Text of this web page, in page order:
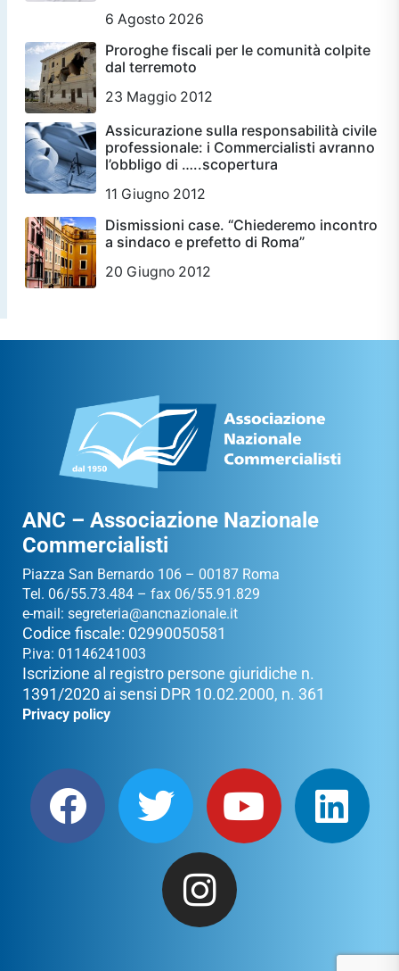
6 Agosto 2026
Proroghe fiscali per le comunità colpite
dal terremoto
23 Maggio 2012
Assicurazione sulla responsabilità civile
professionale: i Commercialisti avranno
l’obbligo di …..scopertura
11 Giugno 2012
Dismissioni case. “Chiederemo incontro
a sindaco e prefetto di Roma”
20 Giugno 2012
ANC – Associazione Nazionale
Commercialisti
Piazza San Bernardo 106 – 00187 Roma
Tel. 06/55.73.484 – fax 06/55.91.829
e-mail: segreteria@ancnazionale.it
Codice fiscale: 02990050581
P.iva: 01146241003
Iscrizione al registro persone giuridiche n.
1391/2020 ai sensi DPR 10.02.2000, n. 361
Privacy policy